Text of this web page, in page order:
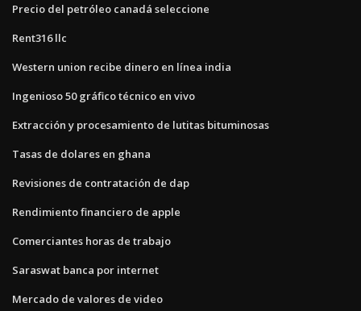
Precio del petróleo canadá seleccione
Rent316 llc
Western union recibe dinero en línea india
Ingenioso 50 gráfico técnico en vivo
Extracción y procesamiento de lutitas bituminosas
Tasas de dolares en ghana
Revisiones de contratación de dap
Rendimiento financiero de apple
Comerciantes horas de trabajo
Saraswat banca por internet
Mercado de valores de video